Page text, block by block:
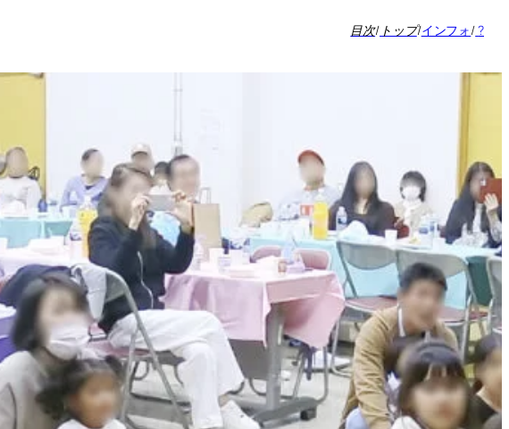
目次/ トップ/インフォ/?